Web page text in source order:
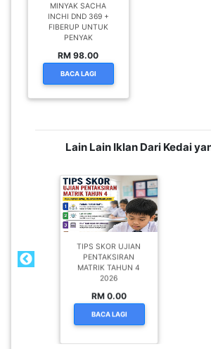
MINYAK SACHA
INCHI DND 369 +
FIBERUP UNTUK
PENYAK
RM 98.00
BACA LAGI
Lain Lain Iklan Dari Kedai
TIPS SKOR UJIAN
PENTAKSIRAN
MATRIK TAHUN 4
2026
RM 0.00
BACA LAGI